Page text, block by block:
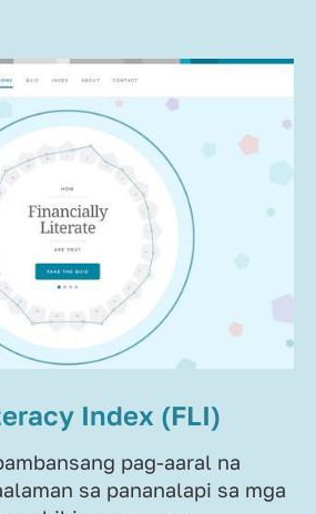
Index (FLI)
pag-aaral na
sa pananalapi sa mga